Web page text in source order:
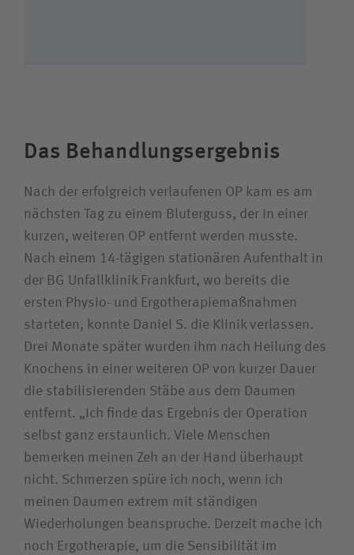
Das Behandlungsergebnis
Nach der erfolgreich verlaufenen OP kam es am
nächsten Tag zu einem Bluterguss, der in einer
kurzen, weiteren OP entfernt werden musste.
Nach einem 14-tägigen stationären Aufenthalt in
der BG Unfallklinik Frankfurt, wo bereits die
ersten Physio- und Ergotherapiemaßnahmen
starteten, konnte Daniel S. die Klinik verlassen.
Drei Monate später wurden ihm nach Heilung des
Knochens in einer weiteren OP von kurzer Dauer
die stabilisierenden Stäbe aus dem Daumen
entfernt. „Ich finde das Ergebnis der Operation
selbst ganz erstaunlich. Viele Menschen
bemerken meinen Zeh an der Hand überhaupt
nicht. Schmerzen spüre ich noch, wenn ich
meinen Daumen extrem mit ständigen
Wiederholungen beanspruche. Derzeit mache ich
noch Ergotherapie, um die Sensibilität im